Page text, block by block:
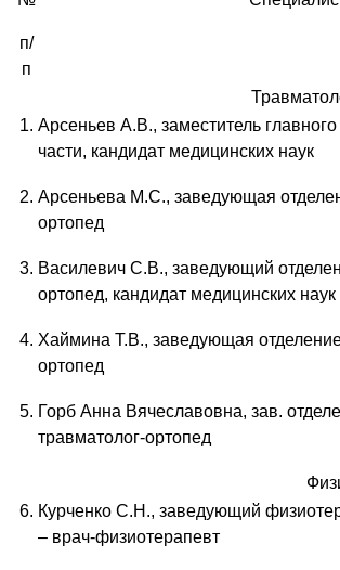
п/
п
1. Арсеньев А.В., заместитель
части, кандидат медицинских наук
2. Арсеньева М.С., заведующая
ортопед
3. Василевич С.В., заведующий
ортопед, кандидат медицинских наук
4. Хаймина Т.В., заведующая
ортопед
5. Горб Анна Вячеславовна, зав.
травматолог-ортопед
6. Курченко С.Н., заведующий
– врач-физиотерапевт